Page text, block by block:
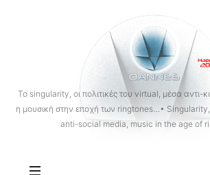
OANNES
To singularity, οι πολιτικές του virtual, μέσα αντι-
η μουσική στην εποχή των ringtones…•
anti-social media, music in the age of